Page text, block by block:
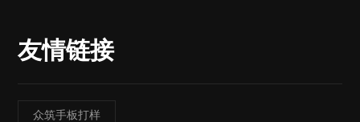
友情链接
众筑手板打样